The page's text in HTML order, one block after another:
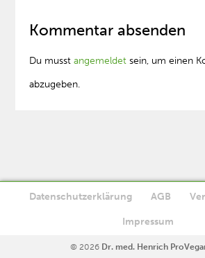
Kommentar absenden
Du musstangemeldet sein, um einen
abzugeben.
Datenschutzerklärung AGB
Impressum
© 2026 Dr. med. Henrich